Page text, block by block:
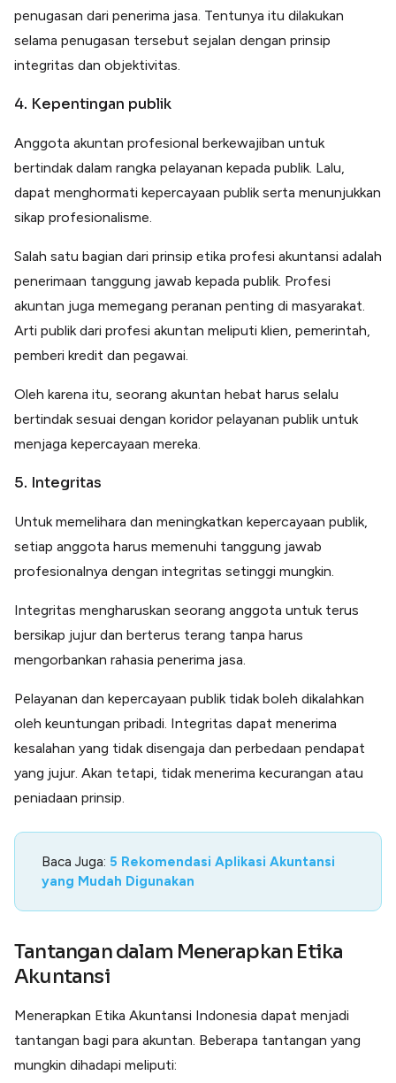
penugasan dari penerima jasa. Tentunya itu dilakukan
selama penugasan tersebut sejalan dengan prinsip
integritas dan objektivitas.
4. Kepentingan publik
Anggota akuntan profesional berkewajiban untuk
bertindak dalam rangka pelayanan kepada publik. Lalu,
dapat menghormati kepercayaan publik serta menunjukkan
sikap profesionalisme.
Salah satu bagian dari prinsip etika profesi akuntansi adalah
penerimaan tanggung jawab kepada publik. Profesi
akuntan juga memegang peranan penting di masyarakat.
Arti publik dari profesi akuntan meliputi klien, pemerintah,
pemberi kredit dan pegawai.
Oleh karena itu, seorang akuntan hebat harus selalu
bertindak sesuai dengan koridor pelayanan publik untuk
menjaga kepercayaan mereka.
5. Integritas
Untuk memelihara dan meningkatkan kepercayaan publik,
setiap anggota harus memenuhi tanggung jawab
profesionalnya dengan integritas setinggi mungkin.
Integritas mengharuskan seorang anggota untuk terus
bersikap jujur dan berterus terang tanpa harus
mengorbankan rahasia penerima jasa.
Pelayanan dan kepercayaan publik tidak boleh dikalahkan
oleh keuntungan pribadi. Integritas dapat menerima
kesalahan yang tidak disengaja dan perbedaan pendapat
yang jujur. Akan tetapi, tidak menerima kecurangan atau
peniadaan prinsip.
Baca Juga: 5 Rekomendasi Aplikasi Akuntansi
yang Mudah Digunakan
Tantangan dalam Menerapkan Etika
Akuntansi
Menerapkan Etika Akuntansi Indonesia dapat menjadi
tantangan bagi para akuntan. Beberapa tantangan yang
mungkin dihadapi meliputi: